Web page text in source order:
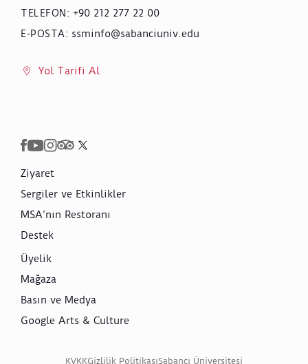
TELEFON : +90 212 277 22 00
E-POSTA: ssminfo@sabanciuniv.edu
Yol Tarifi Al
Ziyaret
Sergiler ve Etkinlikler
MSA’nın Restoranı
Destek
Üyelik
Mağaza
Basın ve Medya
Google Arts & Culture
KVKKGizlilik PolitikasıSabancı Üniversitesi